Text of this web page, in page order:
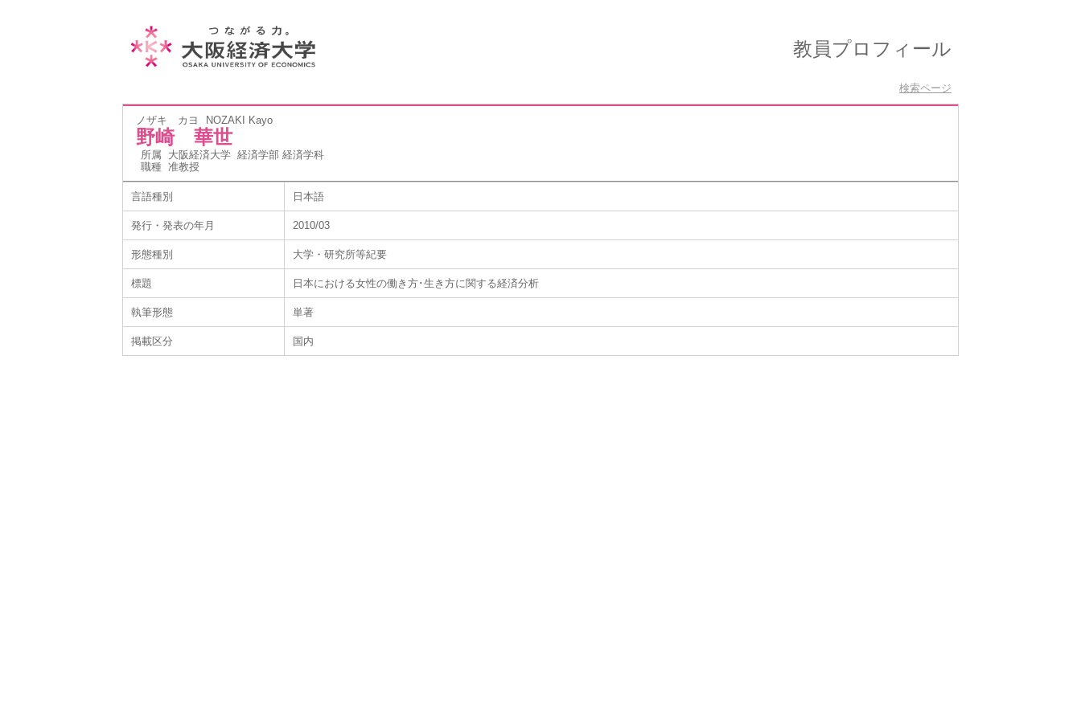
教員プロフィール
検索ページ
ノザキ カヨ NOZAKI Kayo
野崎 華世
所属 大阪経済大学 経済学部 経済学科
職種 准教授
言語種別 日本語
発行・発表の年月 2010/03
形態種別 大学・研究所等紀要
標題 日本における女性の働き方･生き方に関する経済分析
執筆形態 単著
掲載区分 国内